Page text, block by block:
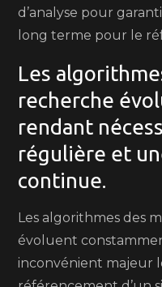
d’analyse pour
long terme pour le
Les
recherche
rendant
régulière et
continue.
Les algorithmes des
évoluent
inconvénient majeur